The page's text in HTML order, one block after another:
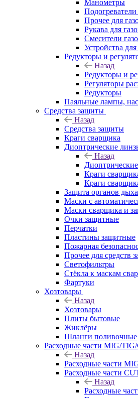
Манометры
Подогреватели
Прочее для
Рукава для
Смесители
Устройства
Редукторы и
Назад
Редукторы и
Регуляторы
Редукторы
Паяльные лампы,
Средства защиты
Назад
Средства защиты
Краги сварщика
Диоптрические
Назад
Краги
Краги
Защита органов
Маски с
Маски сварщика и
Очки защитные
Перчатки
Пластины защитные
Пожарная
Прочее для средств
Светофильтры
Стёкла к маскам
Фартуки
Хозтовары
Назад
Хозтовары
Плиты бытовые
Жиклёры
Шланги поливочные
Расходные части MIG/
Назад
Расходные части
Расходные части
Назад
Расходные